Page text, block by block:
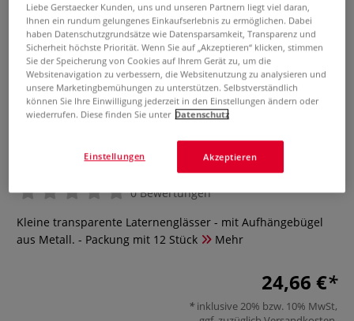
Laterne, klein
0 Bewertungen
Kleine transparente Laternenglässer - mit Aufhängebügel
aus Metall. - Packung mit 12 Stück
Mehr
24,66 €
inklusive 20% bzw. 10% MwSt,
Liebe Gerstaecker Kunden, uns und unseren Partnern liegt viel daran,
Ihnen ein rundum gelungenes Einkaufserlebnis zu ermöglichen. Dabei
haben Datenschutzgrundsätze wie Datensparsamkeit, Transparenz und
Sicherheit höchste Priorität. Wenn Sie auf „Akzeptieren“ klicken, stimmen
Sie der Speicherung von Cookies auf Ihrem Gerät zu, um die
Websitenavigation zu verbessern, die Websitenutzung zu analysieren und
unsere Marketingbemühungen zu unterstützen. Selbstverständlich
können Sie Ihre Einwilligung jederzeit in den Einstellungen ändern oder
wiederrufen. Diese finden Sie unter Datenschutz
Akzeptieren
Einstellungen